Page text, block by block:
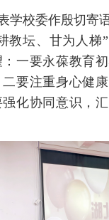
学校委作殷切寄
教坛、甘为人梯
一要永葆教育
二要注重身心健
化协同意识，